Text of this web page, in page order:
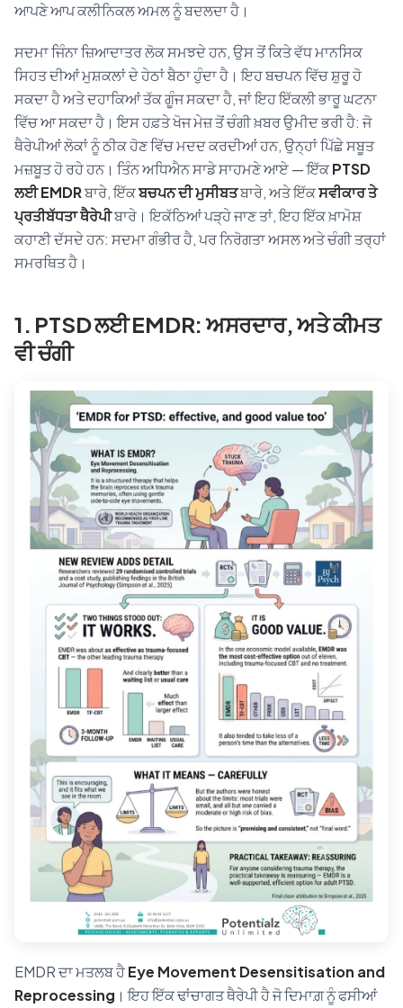
ਆਪਣੇ ਆਪ ਕਲੀਨਿਕਲ ਅਮਲ ਨੂੰ ਬਦਲਦਾ ਹੈ।
ਸਦਮਾ ਜਿੰਨਾ ਜ਼ਿਆਦਾਤਰ ਲੋਕ ਸਮਝਦੇ ਹਨ, ਉਸ ਤੋਂ ਕਿਤੇ ਵੱਧ ਮਾਨਸਿਕ
ਸਿਹਤ ਦੀਆਂ ਮੁਸ਼ਕਲਾਂ ਦੇ ਹੇਠਾਂ ਬੈਠਾ ਹੁੰਦਾ ਹੈ। ਇਹ ਬਚਪਨ ਵਿੱਚ ਸ਼ੁਰੂ ਹੋ
ਸਕਦਾ ਹੈ ਅਤੇ ਦਹਾਕਿਆਂ ਤੱਕ ਗੂੰਜ ਸਕਦਾ ਹੈ, ਜਾਂ ਇਹ ਇੱਕਲੀ ਭਾਰੂ ਘਟਨਾ
ਵਿੱਚ ਆ ਸਕਦਾ ਹੈ। ਇਸ ਹਫ਼ਤੇ ਖੋਜ ਮੇਜ਼ ਤੋਂ ਚੰਗੀ ਖ਼ਬਰ ਉਮੀਦ ਭਰੀ ਹੈ: ਜੋ
ਥੈਰੇਪੀਆਂ ਲੋਕਾਂ ਨੂੰ ਠੀਕ ਹੋਣ ਵਿੱਚ ਮਦਦ ਕਰਦੀਆਂ ਹਨ, ਉਨ੍ਹਾਂ ਪਿੱਛੇ ਸਬੂਤ
ਮਜ਼ਬੂਤ ਹੋ ਰਹੇ ਹਨ। ਤਿੰਨ ਅਧਿਐਨ ਸਾਡੇ ਸਾਹਮਣੇ ਆਏ — ਇੱਕPTSD
ਲਈ EMDRਬਾਰੇ, ਇੱਕਬਚਪਨ ਦੀ ਮੁਸੀਬਤਬਾਰੇ, ਅਤੇ ਇੱਕਸਵੀਕਾਰ ਤੇ
ਪ੍ਰਤੀਬੱਧਤਾ ਥੈਰੇਪੀਬਾਰੇ। ਇਕੱਠਿਆਂ ਪੜ੍ਹੇ ਜਾਣ ਤਾਂ, ਇਹ ਇੱਕ ਖ਼ਾਮੋਸ਼
ਕਹਾਣੀ ਦੱਸਦੇ ਹਨ: ਸਦਮਾ ਗੰਭੀਰ ਹੈ, ਪਰ ਨਿਰੋਗਤਾ ਅਸਲ ਅਤੇ ਚੰਗੀ ਤਰ੍ਹਾਂ
ਸਮਰਥਿਤ ਹੈ।
1. PTSD ਲਈ EMDR: ਅਸਰਦਾਰ, ਅਤੇ ਕੀਮਤ
ਵੀ ਚੰਗੀ
EMDR ਦਾ ਮਤਲਬ ਹੈEye Movement Desensitisation and
Reprocessing । ਇਹ ਇੱਕ ਢਾਂਚਾਗਤ ਥੈਰੇਪੀ ਹੈ ਜੋ ਦਿਮਾਗ਼ ਨੂੰ ਫਸੀਆਂ